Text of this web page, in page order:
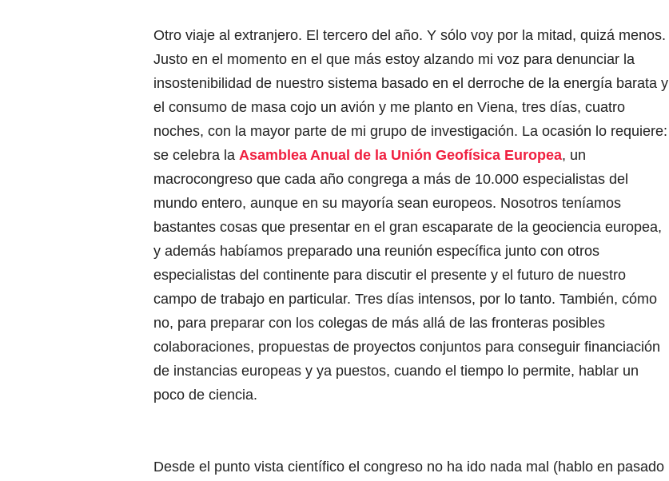
Otro viaje al extranjero. El tercero del año. Y sólo voy por la mitad, quizá menos.
Justo en el momento en el que más estoy alzando mi voz para denunciar la
insostenibilidad de nuestro sistema basado en el derroche de la energía barata y
el consumo de masa cojo un avión y me planto en Viena, tres días, cuatro
noches, con la mayor parte de mi grupo de investigación. La ocasión lo requiere:
se celebra la Asamblea Anual de la Unión Geofísica Europea, un
macrocongreso que cada año congrega a más de 10.000 especialistas del
mundo entero, aunque en su mayoría sean europeos. Nosotros teníamos
bastantes cosas que presentar en el gran escaparate de la geociencia europea,
y además habíamos preparado una reunión específica junto con otros
especialistas del continente para discutir el presente y el futuro de nuestro
campo de trabajo en particular. Tres días intensos, por lo tanto. También, cómo
no, para preparar con los colegas de más allá de las fronteras posibles
colaboraciones, propuestas de proyectos conjuntos para conseguir financiación
de instancias europeas y ya puestos, cuando el tiempo lo permite, hablar un
poco de ciencia.
Desde el punto vista científico el congreso no ha ido nada mal (hablo en pasado